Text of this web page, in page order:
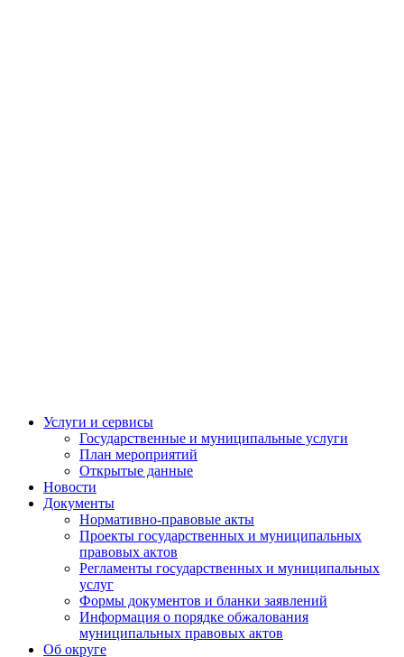
Услуги и сервисы
Государственные и муниципальные услуги
План мероприятий
Открытые данные
Новости
Документы
Нормативно-правовые акты
Проекты государственных и муниципальных
правовых актов
Регламенты государственных и муниципальных
услуг
Формы документов и бланки заявлений
Информация о порядке обжалования
муниципальных правовых актов
Об округе